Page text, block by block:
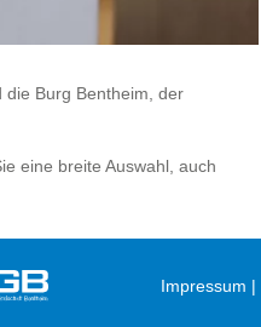
die Burg Bentheim, der
eine breite Auswahl, auch
Impressum